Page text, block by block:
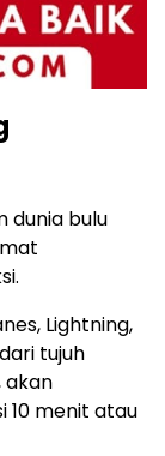
dunia bulu
Lightning,
tujuh
akan
menit atau